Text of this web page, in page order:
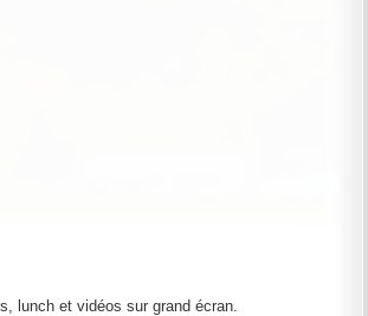
lunch et vidéos sur grand écran.